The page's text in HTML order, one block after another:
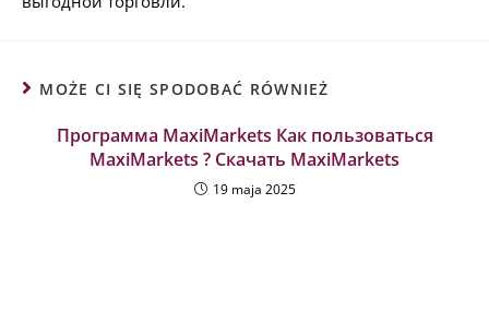
MOŻE CI SIĘ SPODOBAĆ RÓWNIEŻ
Программа MaxiMarkets Как пользоваться
MaxiMarkets ? Скачать MaxiMarkets
19 maja 2025